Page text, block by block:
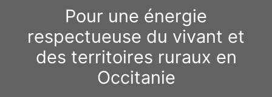
contenu
Pour une énergie
respectueuse du vivant et
des territoires ruraux en
Occitanie